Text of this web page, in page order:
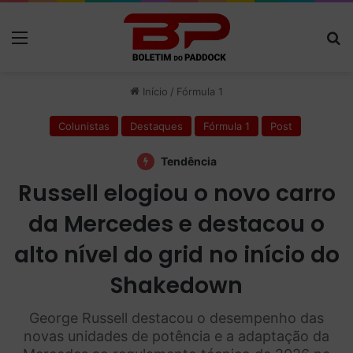
Início / Fórmula 1
Colunistas Destaques Fórmula 1 Post
Tendência
Russell elogiou o novo carro
da Mercedes e destacou o
alto nível do grid no início do
Shakedown
George Russell destacou o desempenho das
novas unidades de potência e a adaptação da